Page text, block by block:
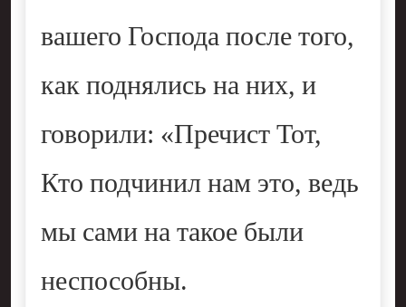
вашего Господа после того,
как поднялись на них, и
говорили: «Пречист Тот,
Кто подчинил нам это, ведь
мы сами на такое были
неспособны.